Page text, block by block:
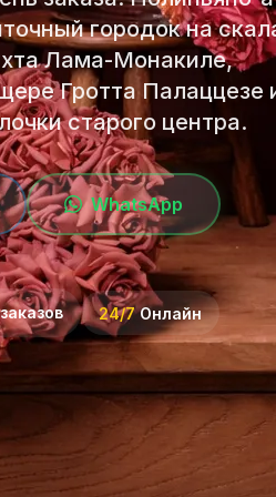
городок на
Лама-Монакиле,
Гротта Палаццезе
старого центра.
WhatsApp
24/7 Онлайн